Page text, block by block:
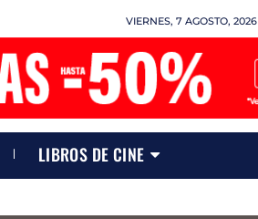
VIERNES, 7 AGOSTO, 2026
LIBROS DE CINE